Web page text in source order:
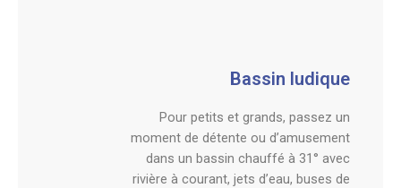
Bassin ludique
Pour petits et grands, passez un
moment de détente ou d’amusement
dans un bassin chauffé à 31° avec
rivière à courant, jets d’eau, buses de